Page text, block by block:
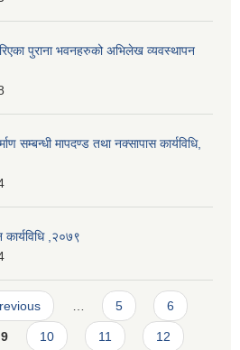
पुराना भवनहरुको अभिलेख व्यवस्थापन
सम्बन्धी मापदण्ड तथा नक्सापास कार्यविधि,
कार्यविधि ,२०७९
5 6
9 10 11 12